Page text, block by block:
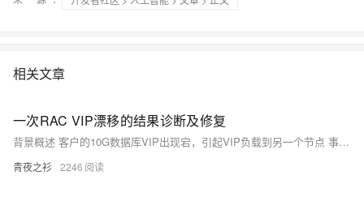
相关文章
一次RAC VIP漂移的结果诊断及修复
背景概述 客户的10G数据库VIP出现宕，引起VIP负载到另一个节点 事件支持细节 04:29:56.378 一号机器VIP 出现 went OFFLINE unexpectedly，当天出现这个VIP漂移的故障后为检查VIP宕掉的原因， 对VIP资源启动DEBUG 5模式：./crsctl debug log res "orahostname1.vip:5" 04:38:36.047 一号节点VIP 出现 went OFFLINE unexpectedly。
青夜之衫 2246